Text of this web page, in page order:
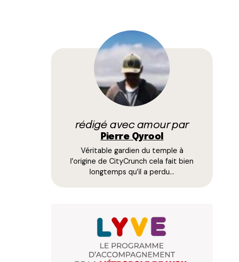
rédigé avec amour par
Pierre Qyrool
Véritable gardien du temple à
l’origine de CityCrunch cela fait bien
longtemps qu’il a perdu…